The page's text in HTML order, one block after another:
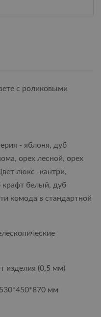
с роликовыми
- яблоня, дуб
орех лесной, орех
люкс -кантри,
крафт белый, дуб
комода в стандартной
(0,5 мм)
мм